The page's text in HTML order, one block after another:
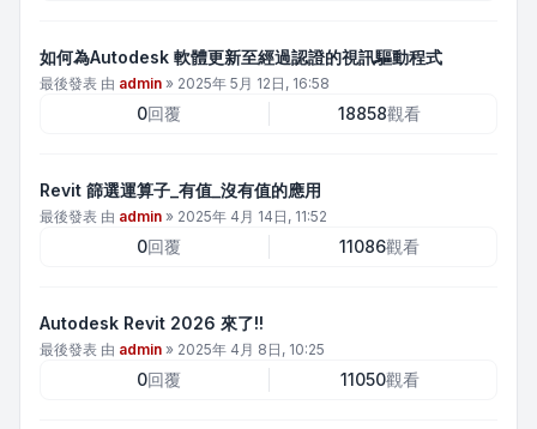
如何為Autodesk 軟體更新至經過認證的視訊驅動程式
最後發表 由 admin » 2025年 5月 12日, 16:58
0回覆 18858觀看
Revit 篩選運算子_有值_沒有值的應用
最後發表 由 admin » 2025年 4月 14日, 11:52
0回覆 11086觀看
Autodesk Revit 2026 來了!!
最後發表 由 admin » 2025年 4月 8日, 10:25
0回覆 11050觀看